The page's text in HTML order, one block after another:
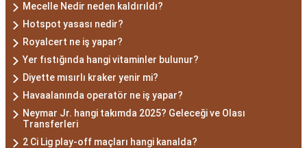
Mecelle Nedir neden kaldırıldı?
Hotspot yasası nedir?
Royalcert ne iş yapar?
Yer fıstığında hangi vitaminler bulunur?
Diyette mısırlı kraker yenir mi?
Havaalanında operatör ne iş yapar?
Neymar Jr. hangi takımda 2025? Geleceği ve Olası
Transferleri
2 Ci Lig play-off maçları hangi kanalda?